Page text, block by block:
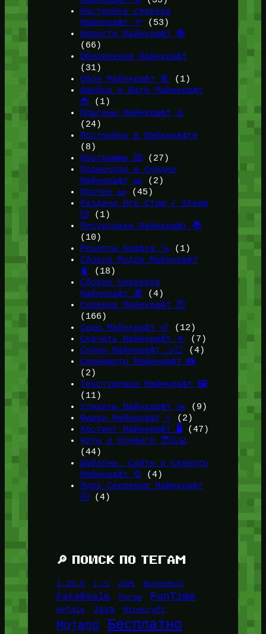
Настройка сервера
Майнкрафт 🔦 (53)
Новости Майнкрафт 🔴
(66)
Обновления Майнкрафт
(31)
Обои Майнкрафт 📔
(1)
Ошибки и Баги Майнкрафт
🐞(1)
Плагины Майнкрафт ♨️
(24)
Постройки в Майнкрафте
(8)
Программы ⌨️(27)
Промокоды и Скидки
Майнкрафт 🎫
(2)
Прочее 🧱 (45)
Раздачи Игр Стим / Steam
🎲 (1)
Ресурспаки Майнкрафт 📚
(10)
Рецепты Крафта 🪚 (1)
Сборки Модов Майнкрафт
🧳
(18)
Сборки Серверов
Майнкрафт 🎁 (4)
Сервера Майнкрафт 🛜
(166)
Сиды Майнкрафт 🌱
(12)
Скачать Майнкрафт 🔽
(7)
Скины Майнкрафт 🤹🏻
(4)
Скриншоты Майнкрафт 📸
(2)
Текстурпаки Майнкрафт 🖼️
(11)
Утилиты Майнкрафт ✂️ (9)
Фишки Майнкрафт ⭐(2)
Хостинг Майнкрафт 🖥️ (47)
Читы и Конфиги 🧑🏻‍💻
(44)
Шаблоны, Сайты и Скрипты
Майнкрафт ⚙️ (4)
Ядра Серверов Майнкрафт
🚰(4)
🔎 ПОИСК ПО ТЕГАМ
1.16.5 1.21 2026 BungeeHost
FateRealm Forge FunTime
HyTale Java Minecraft
Mojang Бесплатно